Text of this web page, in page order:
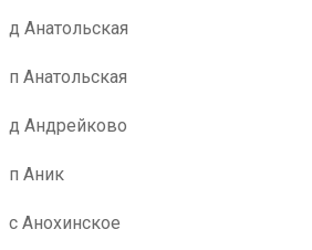
д Анатольская
п Анатольская
д Андрейково
п Аник
с Анохинское